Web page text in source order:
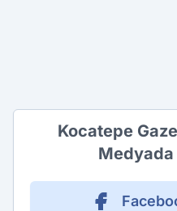
Kocatepe
Medyada